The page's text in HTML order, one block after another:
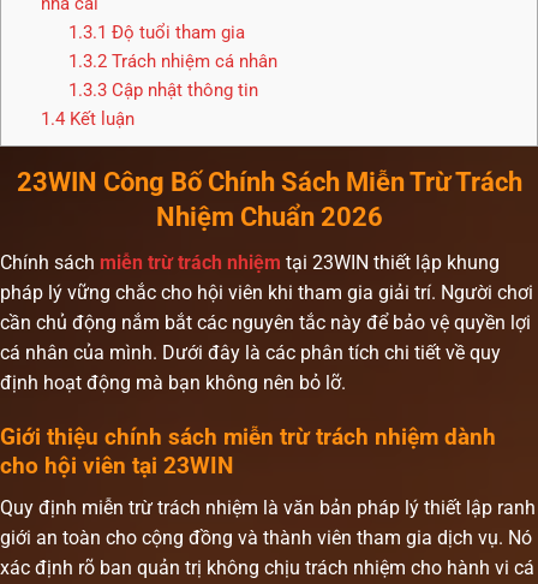
1.3.1 Độ tuổi tham gia
1.3.2Trách nhiệm cá nhân
1.3.3Cập nhật thông tin
1.4Kết luận
23WIN Công Bố Chính Sách Miễn Trừ Trách
Nhiệm Chuẩn 2026
Chính sách miễn trừ trách nhiệm tại 23WIN thiết lập khung
pháp lý vững chắc cho hội viên khi tham gia giải trí. Người chơi
cần chủ động nắm bắt các nguyên tắc này để bảo vệ quyền lợi
cá nhân của mình. Dưới đây là các phân tích chi tiết về quy
định hoạt động mà bạn không nên bỏ lỡ.
Giới thiệu chính sách miễn trừ trách nhiệm dành
cho hội viên tại 23WIN
Quy định miễn trừ trách nhiệm là văn bản pháp lý thiết lập ranh
giới an toàn cho cộng đồng và thành viên tham gia dịch vụ. Nó
xác định rõ ban quản trị không chịu trách nhiệm cho hành vi cá